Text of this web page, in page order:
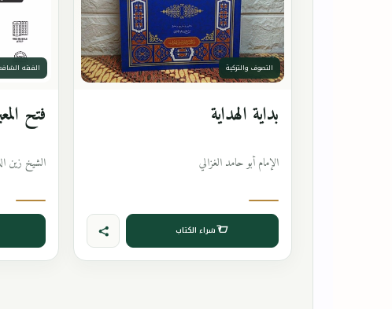
التصوف والتزكية
بداية الهداية
الإمام أبو حامد الغزالي
شراء الكتاب
الفقه
فتح
الشيخ زين